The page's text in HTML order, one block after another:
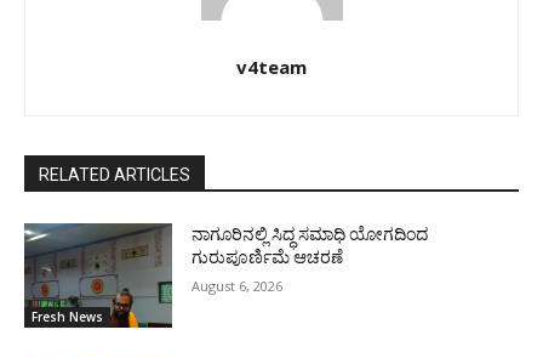
v4team
RELATED ARTICLES
Fresh News
ನಾಗೂರಿನಲ್ಲಿ ಸಿದ್ಧ ಸಮಾಧಿ ಯೋಗದಿಂದ
ಗುರುಪೂರ್ಣಿಮೆ ಆಚರಣೆ
August 6, 2026